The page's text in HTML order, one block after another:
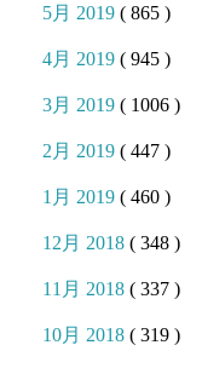
5月 2019( 865 )
4月 2019( 945 )
3月 2019( 1006 )
2月 2019( 447 )
1月 2019( 460 )
12月 2018( 348 )
11月 2018( 337 )
10月 2018( 319 )